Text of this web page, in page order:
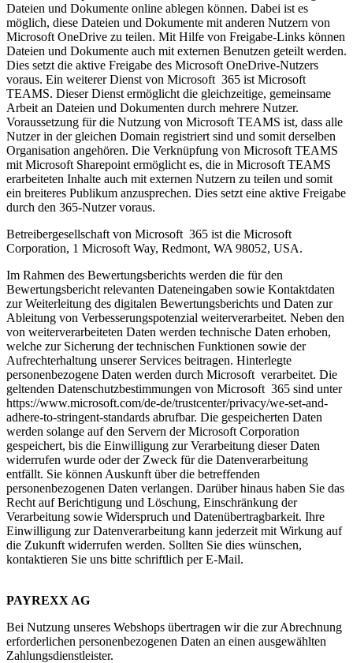
Dateien und Dokumente online ablegen können. Dabei ist es
möglich, diese Dateien und Dokumente mit anderen Nutzern von
Microsoft OneDrive zu teilen. Mit Hilfe von Freigabe-Links können
Dateien und Dokumente auch mit externen Benutzen geteilt werden.
Dies setzt die aktive Freigabe des Microsoft OneDrive-Nutzers
voraus. Ein weiterer Dienst von Microsoft 365 ist Microsoft
TEAMS. Dieser Dienst ermöglicht die gleichzeitige, gemeinsame
Arbeit an Dateien und Dokumenten durch mehrere Nutzer.
Voraussetzung für die Nutzung von Microsoft TEAMS ist, dass alle
Nutzer in der gleichen Domain registriert sind und somit derselben
Organisation angehören. Die Verknüpfung von Microsoft TEAMS
mit Microsoft Sharepoint ermöglicht es, die in Microsoft TEAMS
erarbeiteten Inhalte auch mit externen Nutzern zu teilen und somit
ein breiteres Publikum anzusprechen. Dies setzt eine aktive Freigabe
durch den 365-Nutzer voraus.
Betreibergesellschaft von Microsoft 365 ist die Microsoft
Corporation, 1 Microsoft Way, Redmont, WA 98052, USA.
Im Rahmen des Bewertungsberichts werden die für den
Bewertungsbericht relevanten Dateneingaben sowie Kontaktdaten
zur Weiterleitung des digitalen Bewertungsberichts und Daten zur
Ableitung von Verbesserungspotenzial weiterverarbeitet. Neben den
von weiterverarbeiteten Daten werden technische Daten erhoben,
welche zur Sicherung der technischen Funktionen sowie der
Aufrechterhaltung unserer Services beitragen. Hinterlegte
personenbezogene Daten werden durch Microsoft verarbeitet. Die
geltenden Datenschutzbestimmungen von Microsoft 365 sind unter
https://www.microsoft.com/de-de/trustcenter/privacy/we-set-and-
adhere-to-stringent-standards abrufbar. Die gespeicherten Daten
werden solange auf den Servern der Microsoft Corporation
gespeichert, bis die Einwilligung zur Verarbeitung dieser Daten
widerrufen wurde oder der Zweck für die Datenverarbeitung
entfällt. Sie können Auskunft über die betreffenden
personenbezogenen Daten verlangen. Darüber hinaus haben Sie das
Recht auf Berichtigung und Löschung, Einschränkung der
Verarbeitung sowie Widerspruch und Datenübertragbarkeit. Ihre
Einwilligung zur Datenverarbeitung kann jederzeit mit Wirkung auf
die Zukunft widerrufen werden. Sollten Sie dies wünschen,
kontaktieren Sie uns bitte schriftlich per E-Mail.
PAYREXX AG
Bei Nutzung unseres Webshops übertragen wir die zur Abrechnung
erforderlichen personenbezogenen Daten an einen ausgewählten
Zahlungsdienstleister.